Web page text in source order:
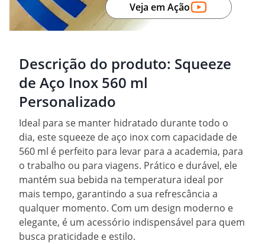
Veja em Ação
Descrição do produto: Squeeze
de Aço Inox 560 ml
Personalizado
Ideal para se manter hidratado durante todo o
dia, este squeeze de aço inox com capacidade de
560 ml é perfeito para levar para a academia, para
o trabalho ou para viagens. Prático e durável, ele
mantém sua bebida na temperatura ideal por
mais tempo, garantindo a sua refrescância a
qualquer momento. Com um design moderno e
elegante, é um acessório indispensável para quem
busca praticidade e estilo.